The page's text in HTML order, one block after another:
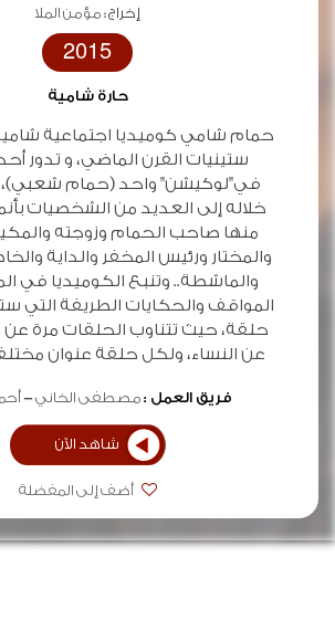
إخراج :مؤمن الملا
2015
حارة شامية
حمام شامي كوميديا اجتماعية
ستينيات القرن الماضي، و تدور
في"لوكيشن" واحد (حمام
خلاله إلى العديد من الشخصيات
منها صاحب الحمام وزوجته
والمختار ورئيس المخفر والداية
والماشطة.. وتنبع الكوميديا في
المواقف والحكايات الطريفة
حلقة، حيث تتناوب الحلقات مرة عن
عن النساء، ولكل حلقة عنوان
فريق العمل :مصطفى الخاني
شاهد الآن
أضف إلى المفضلة